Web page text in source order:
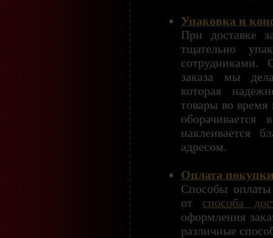
Упаковка и
При доставке
тщательно
сотрудниками.
заказа мы
которая
товары во
наклеивается
адресом.
Оплата
Способы оплаты
от способа
оформления
различные